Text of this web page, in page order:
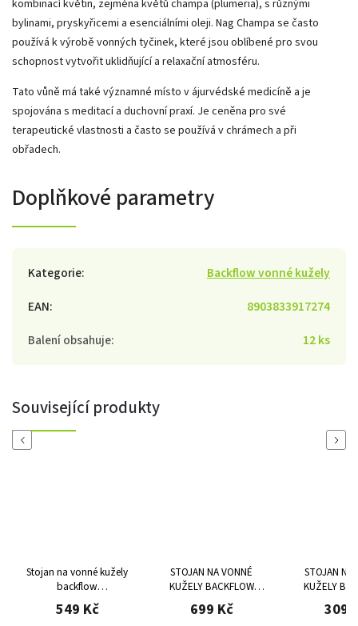
kombinací květin, zejména květů champa (plumeria), s různými
bylinami, pryskyřicemi a esenciálními oleji. Nag Champa se často
používá k výrobě vonných tyčinek, které jsou oblíbené pro svou
schopnost vytvořit uklidňující a relaxační atmosféru.
Tato vůně má také významné místo v ájurvédské medicíně a je
spojována s meditací a duchovní praxí. Je ceněna pro své
terapeutické vlastnosti a často se používá v chrámech a při
obřadech.
Doplňkové parametry
Kategorie:
Backflow vonné kužely
EAN:
8903833917274
Balení obsahuje: 12 ks
Související produkty
Previous
Stojan na vonné kužely
backflow
11x10,5x8,5cm
549 Kč
STOJAN NA VONNÉ
KUŽELY BACKFLOW
BUDDHA NA MĚSÍCI
16,5X13X6 CM MANI
699 Kč
STOJAN NA
KUŽELY
MALÝ
CM
309
Next